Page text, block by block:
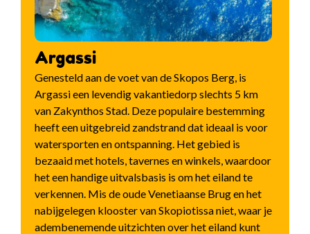
Argassi
Genesteld aan de voet van de Skopos Berg, is
Argassi een levendig vakantiedorp slechts 5 km
van Zakynthos Stad. Deze populaire bestemming
heeft een uitgebreid zandstrand dat ideaal is voor
watersporten en ontspanning. Het gebied is
bezaaid met hotels, tavernes en winkels, waardoor
het een handige uitvalsbasis is om het eiland te
verkennen. Mis de oude Venetiaanse Brug en het
nabijgelegen klooster van Skopiotissa niet, waar je
adembenemende uitzichten over het eiland kunt